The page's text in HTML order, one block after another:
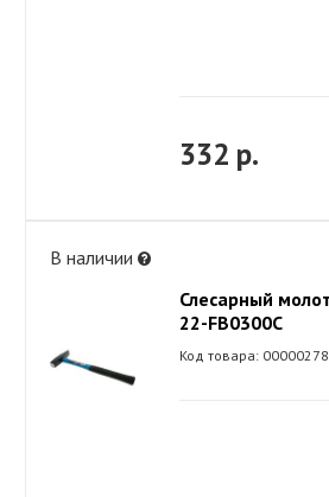
332 р.
В наличии
Слесарный
22-FB0300C
Код товара: